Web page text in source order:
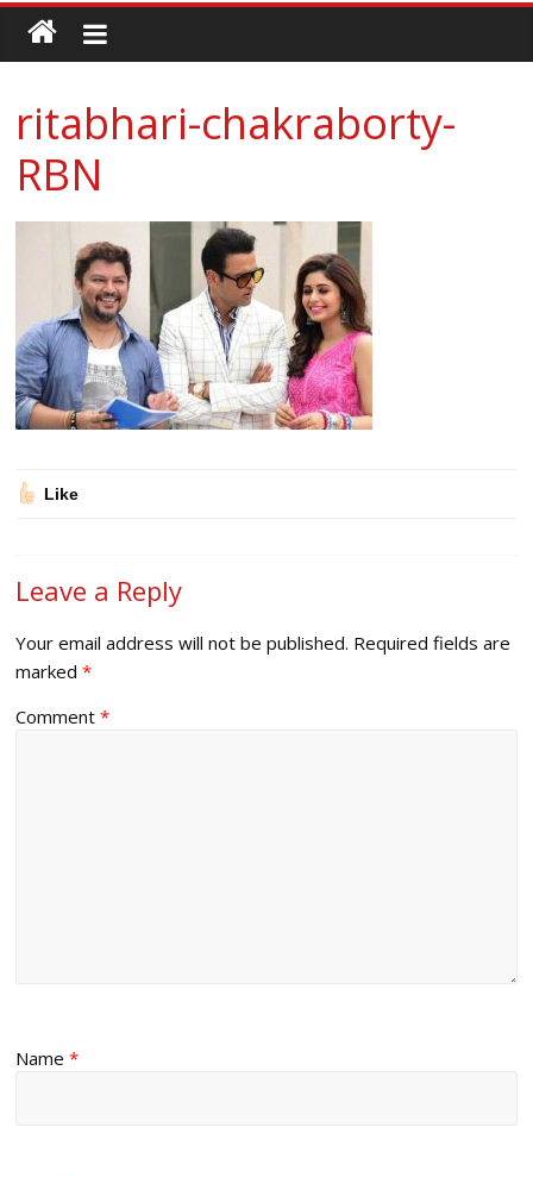
ritabhari-chakraborty-
RBN
Like
Leave a Reply
Your email address will not be published. Required fields are
marked*
Comment*
Name*